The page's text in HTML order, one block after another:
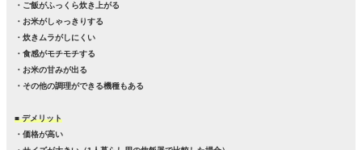
・ご飯がふっくら炊き上がる
・お米がしゃっきりする
・炊きムラがしにくい
・食感がモチモチする
・お米の甘みが出る
・その他の調理ができる機種もある
■ デメリット
・価格が高い